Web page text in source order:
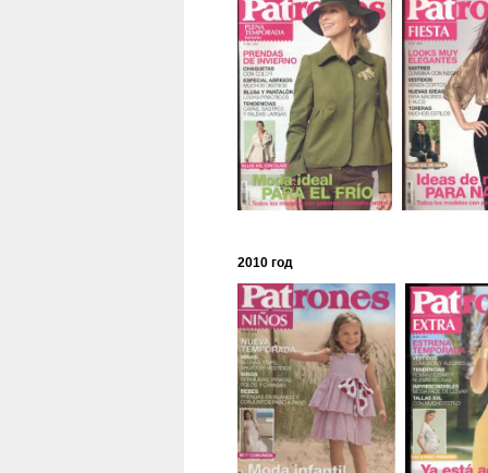
2010 год